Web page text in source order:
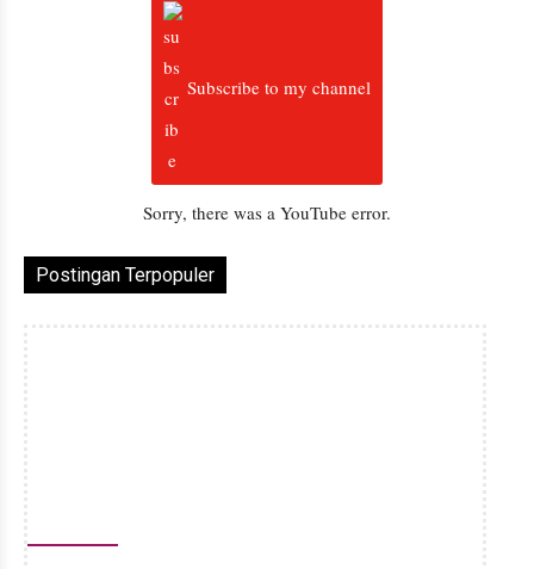
Subscribe to my channel
Sorry, there was a YouTube error.
Postingan Terpopuler